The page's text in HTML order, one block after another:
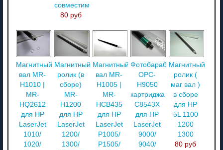
совместимый
80 руб
Магнитный
вал MR-
H1010 |
MR-
HQ2612
для HP
LaserJet
1010/
1020/
Магнитный
ролик (в
сборе)
MR-
H1200
для HP
LaserJet
1200/
1300/
Магнитный
вал MR-
H1005 |
MR-
HCB435
для HP
LaserJet
P1005/
P1505/
Фотобарабан
OPC-
H9050
картриджа
C8543X
для HP
LaserJet
9000/
9040/
Магнитный
ролик (
маг вал )
в сборе
для HP
5L 1100
1200
1300
80 руб